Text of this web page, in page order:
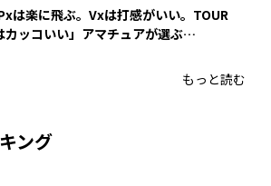
Pxは楽に飛ぶ。Vxは打感がいい。TOUR
カッコいい」アマチュアが選ぶ
もっと読む
ング